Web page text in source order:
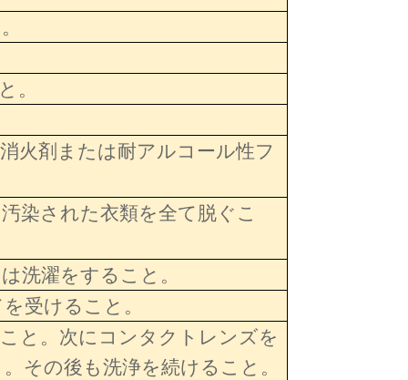
。
火剤または耐アルコール性フ
染された衣類を全て脱ぐこ
洗濯をすること。
受けること。
と。次にコンタクトレンズを
その後も洗浄を続けること。